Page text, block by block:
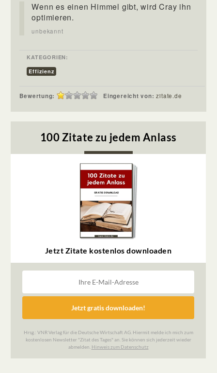
Wenn es einen Himmel gibt, wird Cray ihn
optimieren.
unbekannt
KATEGORIEN:
Effizienz
Bewertung: Eingereicht von:zitate.de